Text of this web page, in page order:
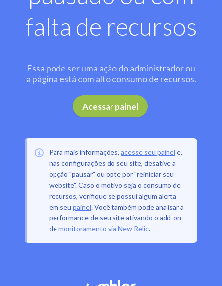
falta de recursos
Essa pode ser uma ação do administrador ou
a página está com alto consumo de recursos.
Acessar painel .
Para mais informações, acesse seu painel e,
nas configurações do seu site, desative a
opção "pausar" ou opte por "reiniciar seu
website". Caso o motivo seja o consumo de
recursos, verifique se possui algum alerta
em seu painel. Você também pode analisar a
performance de seu site ativando o add-on
demonitoramento via New Relic.